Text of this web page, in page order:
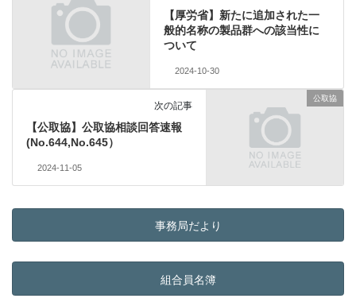
【厚労省】新たに追加された一
般的名称の製品群への該当性に
ついて
2024-10-30
公取協
次の記事
【公取協】公取協相談回答速報
(No.644,No.645）
2024-11-05
事務局だより
組合員名簿